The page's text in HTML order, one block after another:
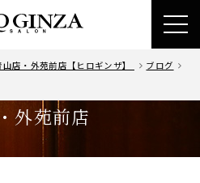
店・外苑前店【ヒロギンザ】
ブログ
外苑前店